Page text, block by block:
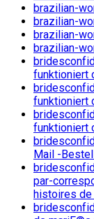
brazilian-
brazilian-
brazilian-
brazilian-
funktioniert
funktioniert
funktioniert
Mail -
par-
histoires